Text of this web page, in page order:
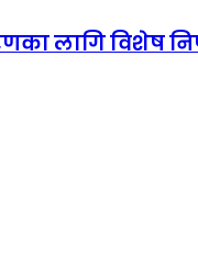
लागि विशेष